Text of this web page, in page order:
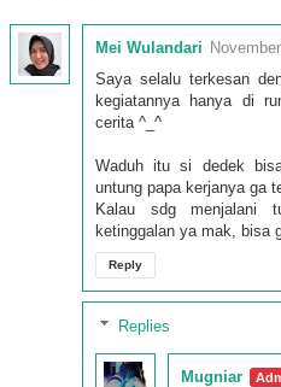
Mei Wulandari
Saya selalu terkesan
kegiatannya hanya di
cerita ^_^
Waduh itu si dedek
untung papa kerjanya ga
Kalau sdg menjalani
ketinggalan ya mak, bisa
Reply
Replies
Mugniar